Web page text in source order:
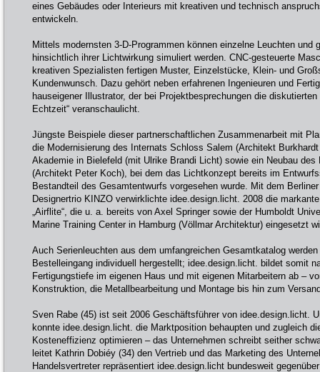
eines Gebäudes oder Interieurs mit kreativen und technisch
entwickeln.
Mittels modernsten 3-D-Programmen können einzelne Leuchten und
hinsichtlich ihrer Lichtwirkung simuliert werden. CNC-gesteuerte
kreativen Spezialisten fertigen Muster, Einzelstücke, Klein- und
Kundenwunsch. Dazu gehört neben erfahrenen Ingenieuren und
hauseigener Illustrator, der bei Projektbesprechungen die diskutierten
Echtzeit“ veranschaulicht.
Jüngste Beispiele dieser partnerschaftlichen Zusammenarbeit mit
die Modernisierung des Internats Schloss Salem (Architekt
Akademie in Bielefeld (mit Ulrike Brandi Licht) sowie ein Neubau
(Architekt Peter Koch), bei dem das Lichtkonzept bereits im
Bestandteil des Gesamtentwurfs vorgesehen wurde. Mit dem
Designertrio KINZO verwirklichte idee.design.licht. 2008 die
„Airflite“, die u. a. bereits von Axel Springer sowie der Humboldt
Marine Training Center in Hamburg (Völlmar Architektur) eingesetzt
Auch Serienleuchten aus dem umfangreichen Gesamtkatalog
Bestelleingang individuell hergestellt; idee.design.licht. bildet somit
Fertigungstiefe im eigenen Haus und mit eigenen Mitarbeitern ab –
Konstruktion, die Metallbearbeitung und Montage bis hin zum
Sven Rabe (45) ist seit 2006 Geschäftsführer von idee.design.licht.
konnte idee.design.licht. die Marktposition behaupten und zugleich
Kosteneffizienz optimieren – das Unternehmen schreibt seither
leitet Kathrin Dobiéy (34) den Vertrieb und das Marketing des
Handelsvertreter repräsentiert idee.design.licht bundesweit